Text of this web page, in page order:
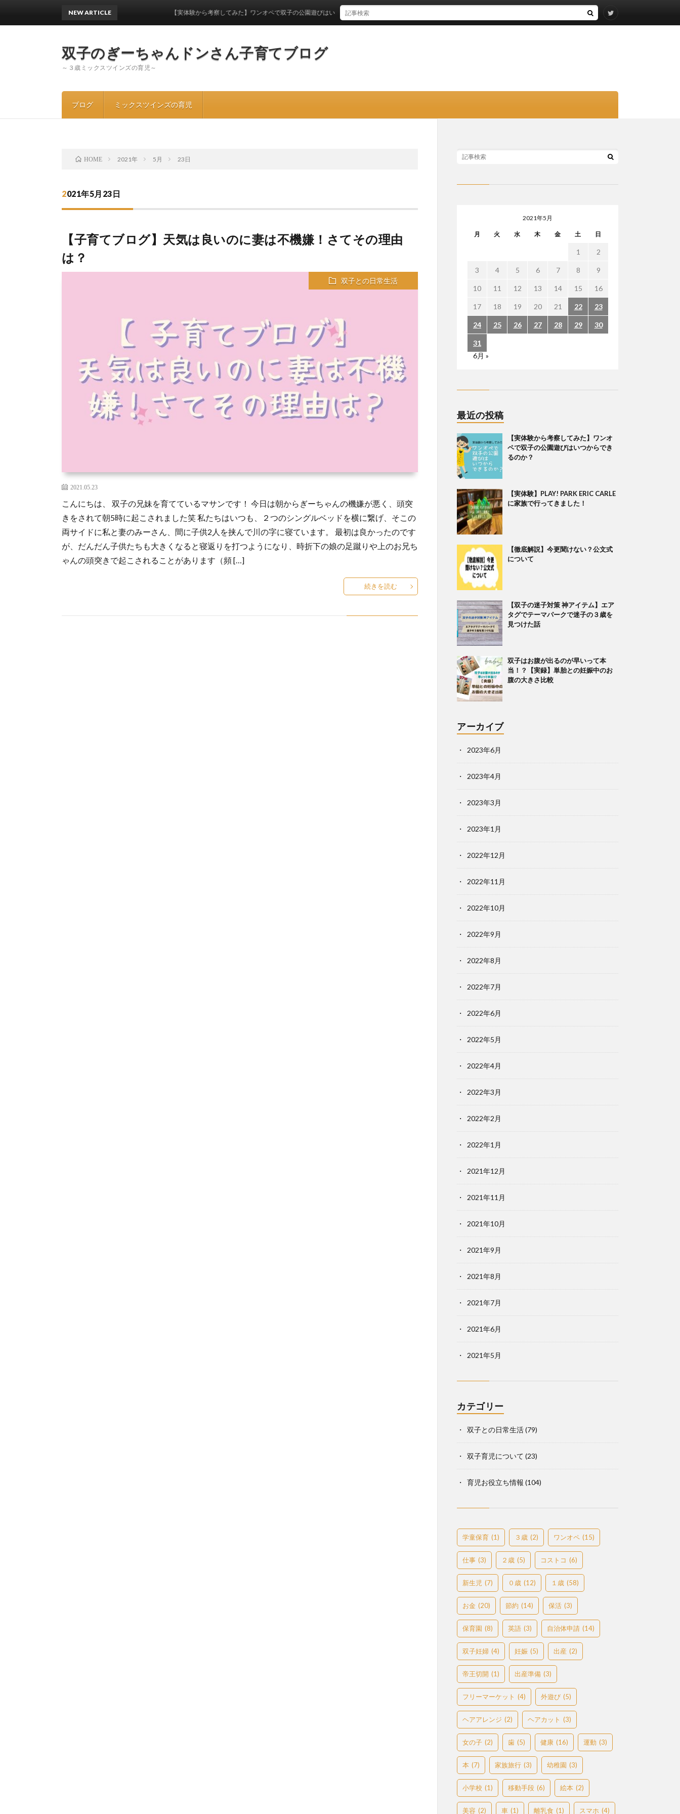
双子のぎーちゃんドンさん子育てブログ
～３歳ミックスツインズの育児～
ブログ ミックスツインズの育児
NEW ARTICLE 【実体験から考察してみた】ワンオペで双子の公園遊びはいつからできるのか？
HOME 2021年 5月 23日
2021年5月23日
【子育てブログ】天気は良いのに妻は不機嫌！さてその理由
は？
双子との日常生活
2021.05.23
こんにちは、 双子の兄妹を育てているマサンです！ 今日は朝からぎーちゃんの機嫌が悪く、頭突
きをされて朝5時に起こされました笑 私たちはいつも、２つのシングルベッドを横に繋げ、そこの
両サイドに私と妻のみーさん、間に子供2人を挟んで川の字に寝ています。 最初は良かったのです
が、だんだん子供たちも大きくなると寝返りを打つようになり、時折下の娘の足蹴りや上のお兄ち
ゃんの頭突きで起こされることがあります（頻 […]
続きを読む
2021年5月
月 火 水 木 金 土 日
1 2
3 4 5 6 7 8 9
10 11 12 13 14 15 16
17 18 19 20 21 22 23
24 25 26 27 28 29 30
31
6月 »
最近の投稿
【実体験から考察してみた】ワンオ
ペで双子の公園遊びはいつからでき
るのか？
【実体験】PLAY! PARK ERIC CARLE
に家族で行ってきました！
【徹底解説】今更聞けない？公文式
について
【双子の迷子対策 神アイテム】エア
タグでテーマパークで迷子の３歳を
見つけた話
双子はお腹が出るのが早いって本
当！？【実録】単胎との妊娠中のお
腹の大きさ比較
アーカイブ
2023年6月
2023年4月
2023年3月
2023年1月
2022年12月
2022年11月
2022年10月
2022年9月
2022年8月
2022年7月
2022年6月
2022年5月
2022年4月
2022年3月
2022年2月
2022年1月
2021年12月
2021年11月
2021年10月
2021年9月
2021年8月
2021年7月
2021年6月
2021年5月
カテゴリー
双子との日常生活(79)
双子育児について (23)
育児お役立ち情報 (104)
学童保育 (1) ３歳 (2) ワンオペ (15)
仕事 (3) ２歳 (5) コストコ (6)
新生児 (7) ０歳 (12) １歳 (58)
お金 (20) 節約 (14) 保活 (3)
保育園 (8) 英語 (3) 自治体申請 (14)
双子妊婦 (4) 妊娠 (5) 出産 (2)
帝王切開 (1) 出産準備 (3)
フリーマーケット (4) 外遊び (5)
ヘアアレンジ (2) ヘアカット (3)
女の子 (2) 歯 (5) 健康 (16) 運動 (3)
本 (7) 家族旅行 (3) 幼稚園 (3)
小学校 (1) 移動手段 (6) 絵本 (2)
美容 (2) 車 (1) 離乳食 (1) スマホ (4)